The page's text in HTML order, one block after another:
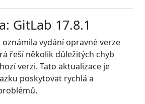
GitLab 17.8.1
vydání opravné verze
řeší několik důležitých chyb
verzi. Tato aktualizace je
poskytovat rychlá a